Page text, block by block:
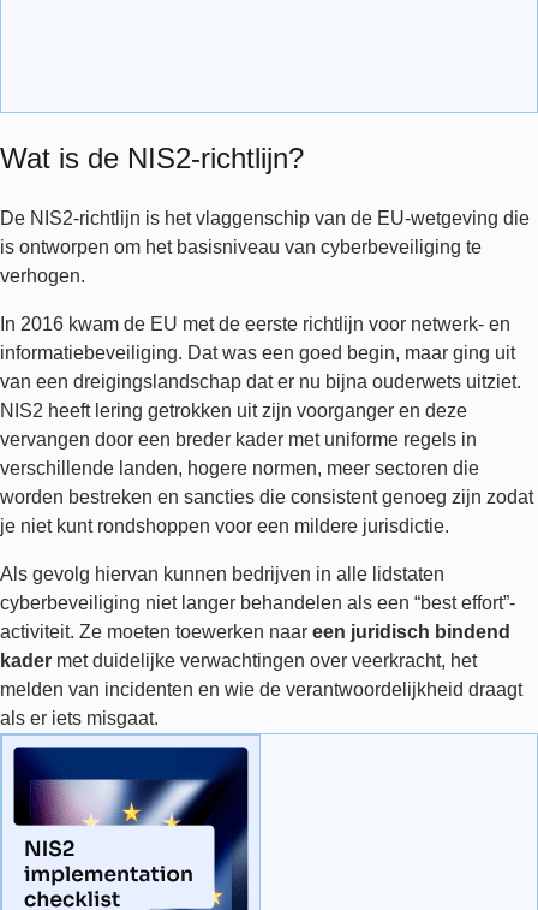
Wat is de NIS2-richtlijn?
De NIS2-richtlijn is het vlaggenschip van de EU-wetgeving die
is ontworpen om het basisniveau van cyberbeveiliging te
verhogen.
In 2016 kwam de EU met de eerste richtlijn voor netwerk- en
informatiebeveiliging. Dat was een goed begin, maar ging uit
van een dreigingslandschap dat er nu bijna ouderwets uitziet.
NIS2 heeft lering getrokken uit zijn voorganger en deze
vervangen door een breder kader met uniforme regels in
verschillende landen, hogere normen, meer sectoren die
worden bestreken en sancties die consistent genoeg zijn zodat
je niet kunt rondshoppen voor een mildere jurisdictie.
Als gevolg hiervan kunnen bedrijven in alle lidstaten
cyberbeveiliging niet langer behandelen als een “best effort”-
activiteit. Ze moeten toewerken naar een juridisch bindend
kader met duidelijke verwachtingen over veerkracht, het
melden van incidenten en wie de verantwoordelijkheid draagt
als er iets misgaat.